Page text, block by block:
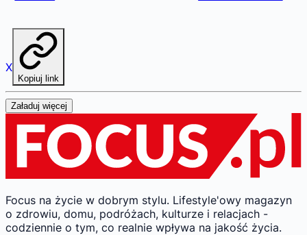
X
Kopiuj link
Załaduj więcej
Focus na życie w dobrym stylu. Lifestyle'owy magazyn
o zdrowiu, domu, podróżach, kulturze i relacjach -
codziennie o tym, co realnie wpływa na jakość życia.